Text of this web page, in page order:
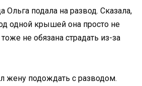
Ольга подала на развод. Сказала,
одной крышей она просто не
не обязана страдать из-за
жену подождать с разводом.